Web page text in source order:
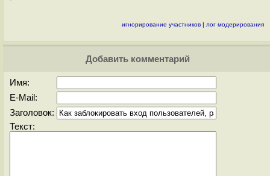
игнорирование участников | лог модерирования
Добавить комментарий
Имя:
E-Mail:
Заголовок:
Текст: